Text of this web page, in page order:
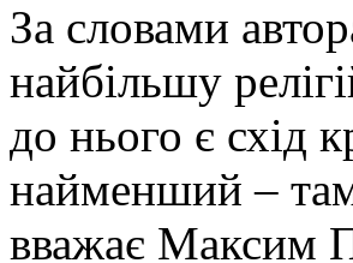
За словами
найбільшу
до нього є схід
найменший –
вважає Максим